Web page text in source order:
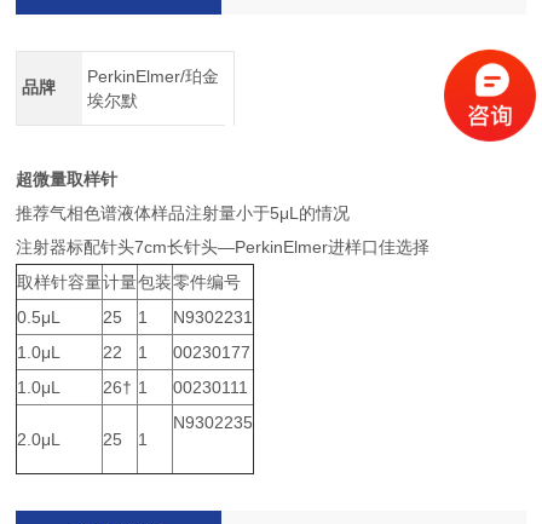
品牌
PerkinElmer/珀金
埃尔默
超微量取样针
推荐气相色谱液体样品注射量小于5μL的情况
注射器标配针头7cm长针头—PerkinElmer进样口佳选择
取样针容量计量包装零件编号
0.5μL
25 1
N9302231
1.0μL
22 1
00230177
1.0μL
26† 1 00230111
2.0μL 25 1
N9302235